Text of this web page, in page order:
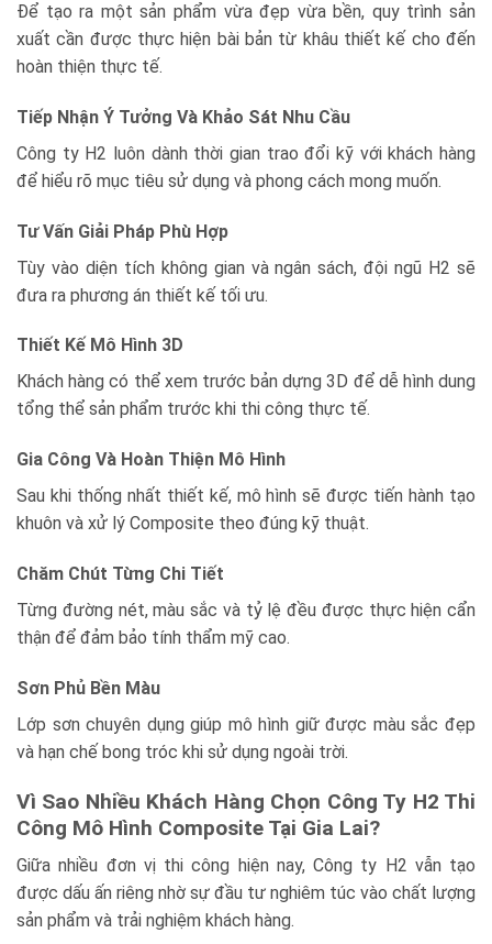
Để tạo ra một sản phẩm vừa đẹp vừa bền, quy trình sản
xuất cần được thực hiện bài bản từ khâu thiết kế cho đến
hoàn thiện thực tế.
Tiếp Nhận Ý Tưởng Và Khảo Sát Nhu Cầu
Công ty H2 luôn dành thời gian trao đổi kỹ với khách hàng
để hiểu rõ mục tiêu sử dụng và phong cách mong muốn.
Tư Vấn Giải Pháp Phù Hợp
Tùy vào diện tích không gian và ngân sách, đội ngũ H2 sẽ
đưa ra phương án thiết kế tối ưu.
Thiết Kế Mô Hình 3D
Khách hàng có thể xem trước bản dựng 3D để dễ hình dung
tổng thể sản phẩm trước khi thi công thực tế.
Gia Công Và Hoàn Thiện Mô Hình
Sau khi thống nhất thiết kế, mô hình sẽ được tiến hành tạo
khuôn và xử lý Composite theo đúng kỹ thuật.
Chăm Chút Từng Chi Tiết
Từng đường nét, màu sắc và tỷ lệ đều được thực hiện cẩn
thận để đảm bảo tính thẩm mỹ cao.
Sơn Phủ Bền Màu
Lớp sơn chuyên dụng giúp mô hình giữ được màu sắc đẹp
và hạn chế bong tróc khi sử dụng ngoài trời.
Vì Sao Nhiều Khách Hàng Chọn Công Ty H2 Thi
Công Mô Hình Composite Tại Gia Lai?
Giữa nhiều đơn vị thi công hiện nay, Công ty H2 vẫn tạo
được dấu ấn riêng nhờ sự đầu tư nghiêm túc vào chất lượng
sản phẩm và trải nghiệm khách hàng.